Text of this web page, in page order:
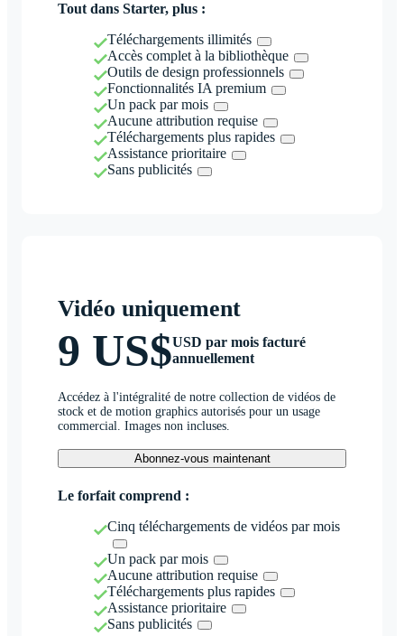
Tout dans Starter, plus :
Téléchargements illimités
Accès complet à la bibliothèque
Outils de design professionnels
Fonctionnalités IA premium
Un pack par mois
Aucune attribution requise
Téléchargements plus rapides
Assistance prioritaire
Sans publicités
Vidéo uniquement
9 US$USD par mois facturé
annuellement
Accédez à l'intégralité de notre collection de vidéos de
stock et de motion graphics autorisés pour un usage
commercial. Images non incluses.
Abonnez-vous maintenant
Le forfait comprend :
Cinq téléchargements de vidéos par mois
Un pack par mois
Aucune attribution requise
Téléchargements plus rapides
Assistance prioritaire
Sans publicités